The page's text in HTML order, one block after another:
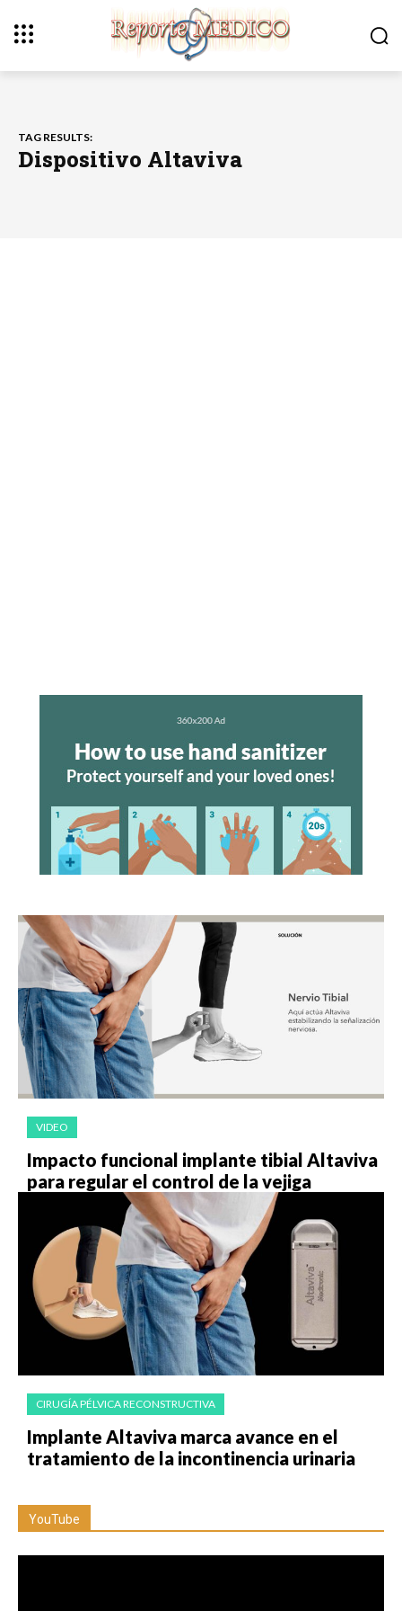
TAG RESULTS:
Dispositivo Altaviva
VIDEO
Impacto funcional implante tibial Altaviva
para regular el control de la vejiga
CIRUGÍA PÉLVICA RECONSTRUCTIVA
Implante Altaviva marca avance en el
tratamiento de la incontinencia urinaria
YouTube